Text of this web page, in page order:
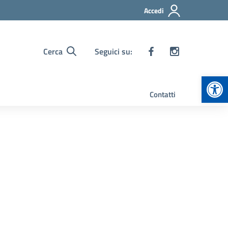
Accedi
Cerca Seguici su:
Contatti